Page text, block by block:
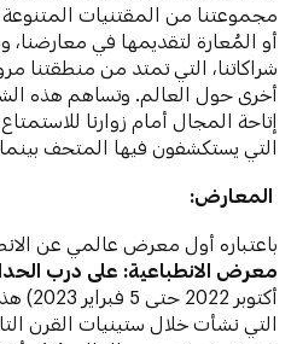
مجموعتنا من المقتنيات
أو المُعارة لتقديمها في معارضنا،
شراكاتنا، التي تمتد من منطقتنا
أخرى حول العالم. وتساهم هذه
إتاحة المجال أمام زوارنا
التي يستكشفون فيها المتحف
المعارض:
باعتباره أول معرض عالمي عن
معرض
الانطباعية: على درب
أكتوبر
التي نشأت خلال ستينيات القرن